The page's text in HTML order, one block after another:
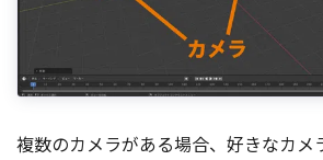
複数のカメラがある場合、好きなカメ